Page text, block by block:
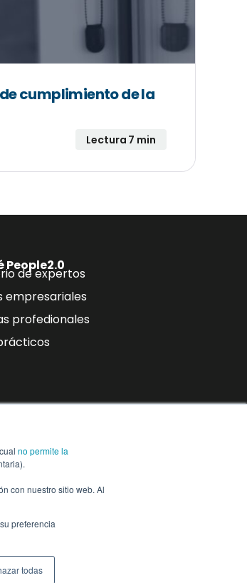
no permite la
con nuestro sitio web. Al
preferencia
todas
cumplimiento de la
Lectura 7 min
People2.0
de expertos
empresariales
profedionales
Suscríbase a